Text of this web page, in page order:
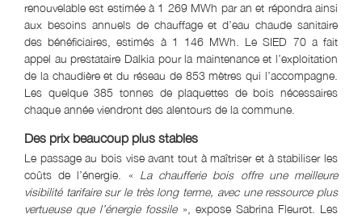
renouvelable est estimée à 1 269 MWh par an et répondra ainsi
aux besoins annuels de chauffage et d’eau chaude sanitaire
des bénéficiaires, estimés à 1 146 MWh. Le SIED 70 a fait
appel au prestataire Dalkia pour la maintenance et l’exploitation
de la chaudière et du réseau de 853 mètres qui l’accompagne.
Les quelque 385 tonnes de plaquettes de bois nécessaires
chaque année viendront des alentours de la commune.
Des prix beaucoup plus stables
Le passage au bois vise avant tout à maîtriser et à stabiliser les
coûts de l’énergie. « La chaufferie bois offre une meilleure
visibilité tarifaire sur le très long terme, avec une ressource plus
vertueuse que l’énergie fossile», expose Sabrina Fleurot. Les